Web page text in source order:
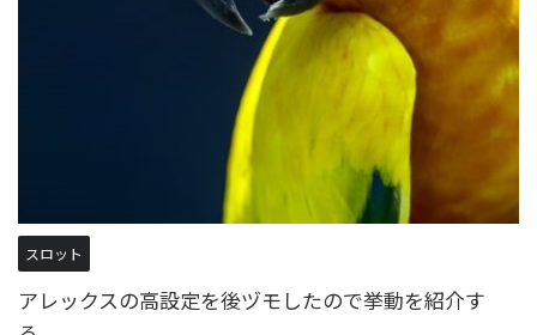
スロット
アレックスの高設定を後ヅモしたので挙動を紹介す